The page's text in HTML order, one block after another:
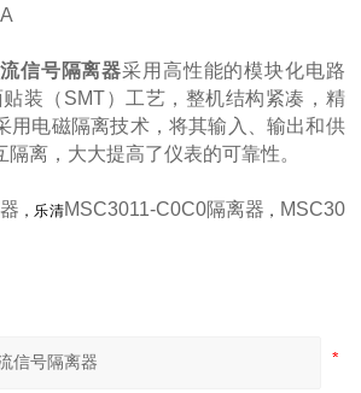
信号隔离器采用高性能的模块化电路
装（SMT）工艺，整机结构紧凑，精
用电磁隔离技术，将其输入、输出和供
离，大大提高了仪表的可靠性。
，乐清MSC3011-C0C0隔离器 ， MSC30